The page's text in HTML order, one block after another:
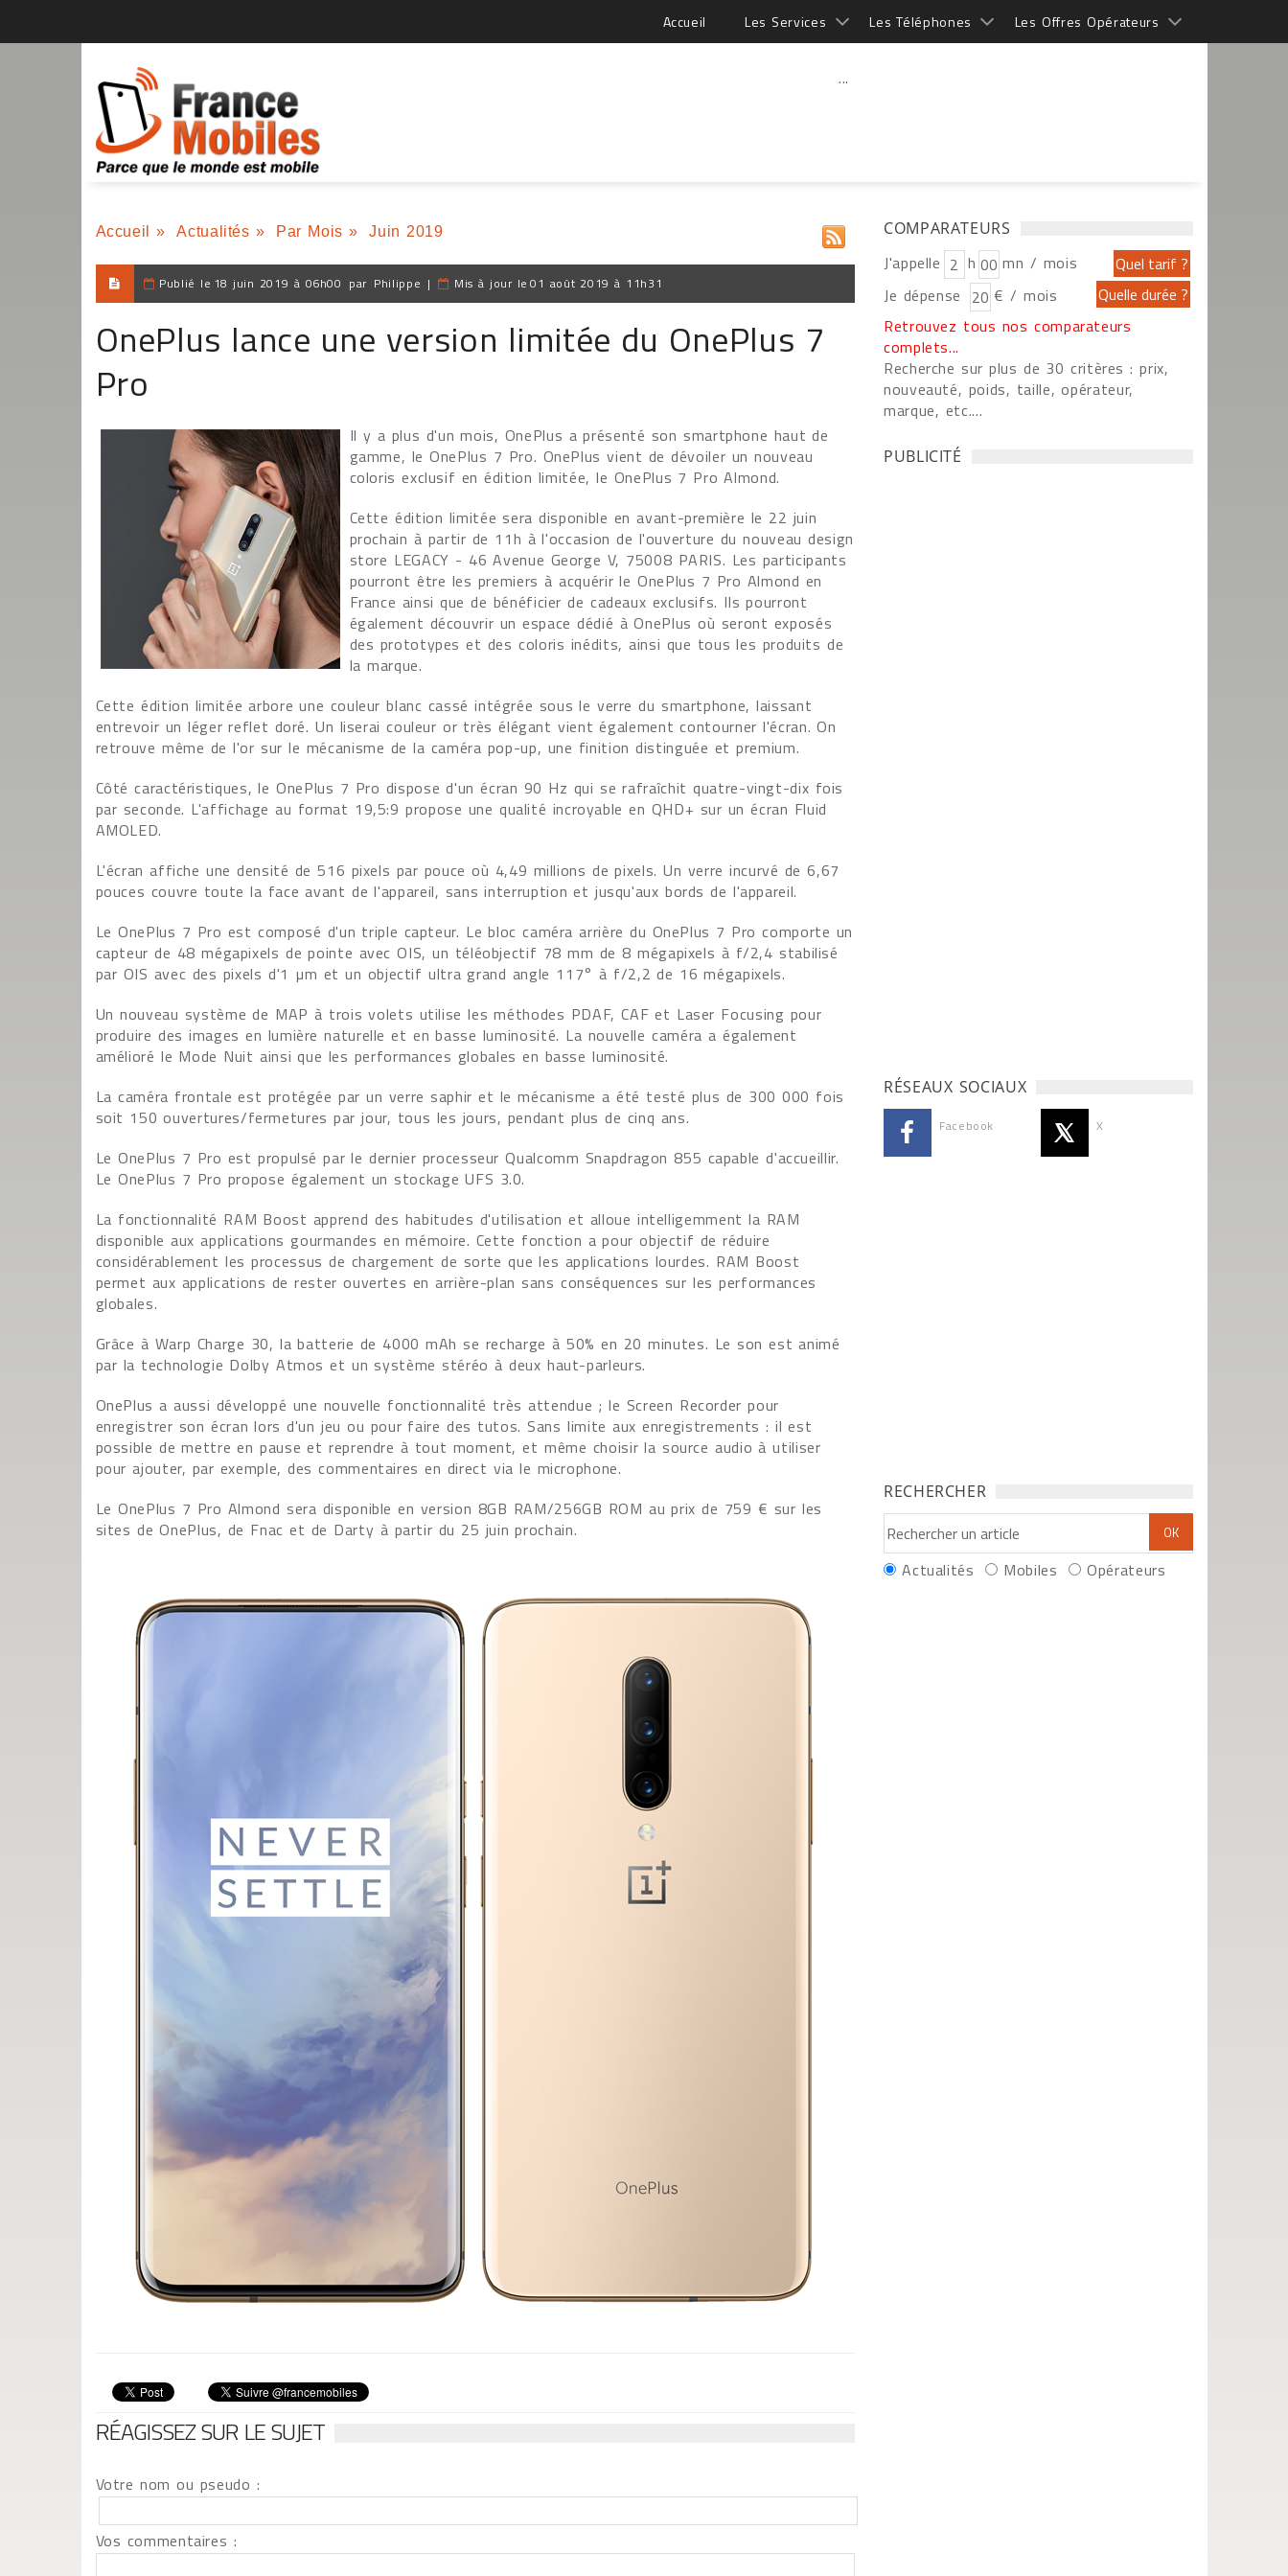
Accueil Les Services Les Téléphones Les Offres Opérateurs
...
Accueil » Actualités » Par Mois » Juin 2019
Publié le 18 juin 2019 à 06h00 par Philippe | Mis à jour le 01 août 2019 à 11h31
OnePlus lance une version limitée du OnePlus 7
Pro
Il y a plus d'un mois, OnePlus a présenté son smartphone haut de
gamme, le OnePlus 7 Pro. OnePlus vient de dévoiler un nouveau
coloris exclusif en édition limitée, le OnePlus 7 Pro Almond.
Cette édition limitée sera disponible en avant-première le 22 juin
prochain à partir de 11h à l'occasion de l'ouverture du nouveau design
store LEGACY - 46 Avenue George V, 75008 PARIS. Les participants
pourront être les premiers à acquérir le OnePlus 7 Pro Almond en
France ainsi que de bénéficier de cadeaux exclusifs. Ils pourront
également découvrir un espace dédié à OnePlus où seront exposés
des prototypes et des coloris inédits, ainsi que tous les produits de
la marque.
Cette édition limitée arbore une couleur blanc cassé intégrée sous le verre du smartphone, laissant
entrevoir un léger reflet doré. Un liserai couleur or très élégant vient également contourner l'écran. On
retrouve même de l'or sur le mécanisme de la caméra pop-up, une finition distinguée et premium.
Côté caractéristiques, le OnePlus 7 Pro dispose d'un écran 90 Hz qui se rafraîchit quatre-vingt-dix fois
par seconde. L'affichage au format 19,5:9 propose une qualité incroyable en QHD+ sur un écran Fluid
AMOLED.
L'écran affiche une densité de 516 pixels par pouce où 4,49 millions de pixels. Un verre incurvé de 6,67
pouces couvre toute la face avant de l'appareil, sans interruption et jusqu'aux bords de l'appareil.
Le OnePlus 7 Pro est composé d'un triple capteur. Le bloc caméra arrière du OnePlus 7 Pro comporte un
capteur de 48 mégapixels de pointe avec OIS, un téléobjectif 78 mm de 8 mégapixels à f/2,4 stabilisé
par OIS avec des pixels d'1 µm et un objectif ultra grand angle 117° à f/2,2 de 16 mégapixels.
Un nouveau système de MAP à trois volets utilise les méthodes PDAF, CAF et Laser Focusing pour
produire des images en lumière naturelle et en basse luminosité. La nouvelle caméra a également
amélioré le Mode Nuit ainsi que les performances globales en basse luminosité.
La caméra frontale est protégée par un verre saphir et le mécanisme a été testé plus de 300 000 fois
soit 150 ouvertures/fermetures par jour, tous les jours, pendant plus de cinq ans.
Le OnePlus 7 Pro est propulsé par le dernier processeur Qualcomm Snapdragon 855 capable d'accueillir.
Le OnePlus 7 Pro propose également un stockage UFS 3.0.
La fonctionnalité RAM Boost apprend des habitudes d'utilisation et alloue intelligemment la RAM
disponible aux applications gourmandes en mémoire. Cette fonction a pour objectif de réduire
considérablement les processus de chargement de sorte que les applications lourdes. RAM Boost
permet aux applications de rester ouvertes en arrière-plan sans conséquences sur les performances
globales.
Grâce à Warp Charge 30, la batterie de 4000 mAh se recharge à 50% en 20 minutes. Le son est animé
par la technologie Dolby Atmos et un système stéréo à deux haut-parleurs.
OnePlus a aussi développé une nouvelle fonctionnalité très attendue ; le Screen Recorder pour
enregistrer son écran lors d'un jeu ou pour faire des tutos. Sans limite aux enregistrements : il est
possible de mettre en pause et reprendre à tout moment, et même choisir la source audio à utiliser
pour ajouter, par exemple, des commentaires en direct via le microphone.
Le OnePlus 7 Pro Almond sera disponible en version 8GB RAM/256GB ROM au prix de 759 € sur les
sites de OnePlus, de Fnac et de Darty à partir du 25 juin prochain.
RÉAGISSEZ SUR LE SUJET
Votre nom ou pseudo :
Vos commentaires :
COMPARATEURS
J'appelle h
mn / mois
Je dépense
€ / mois
Retrouvez tous nos comparateurs
complets...
Recherche sur plus de 30 critères : prix,
nouveauté, poids, taille, opérateur,
marque, etc....
PUBLICITÉ
RÉSEAUX SOCIAUX
Facebook X
RECHERCHER
Actualités Mobiles Opérateurs